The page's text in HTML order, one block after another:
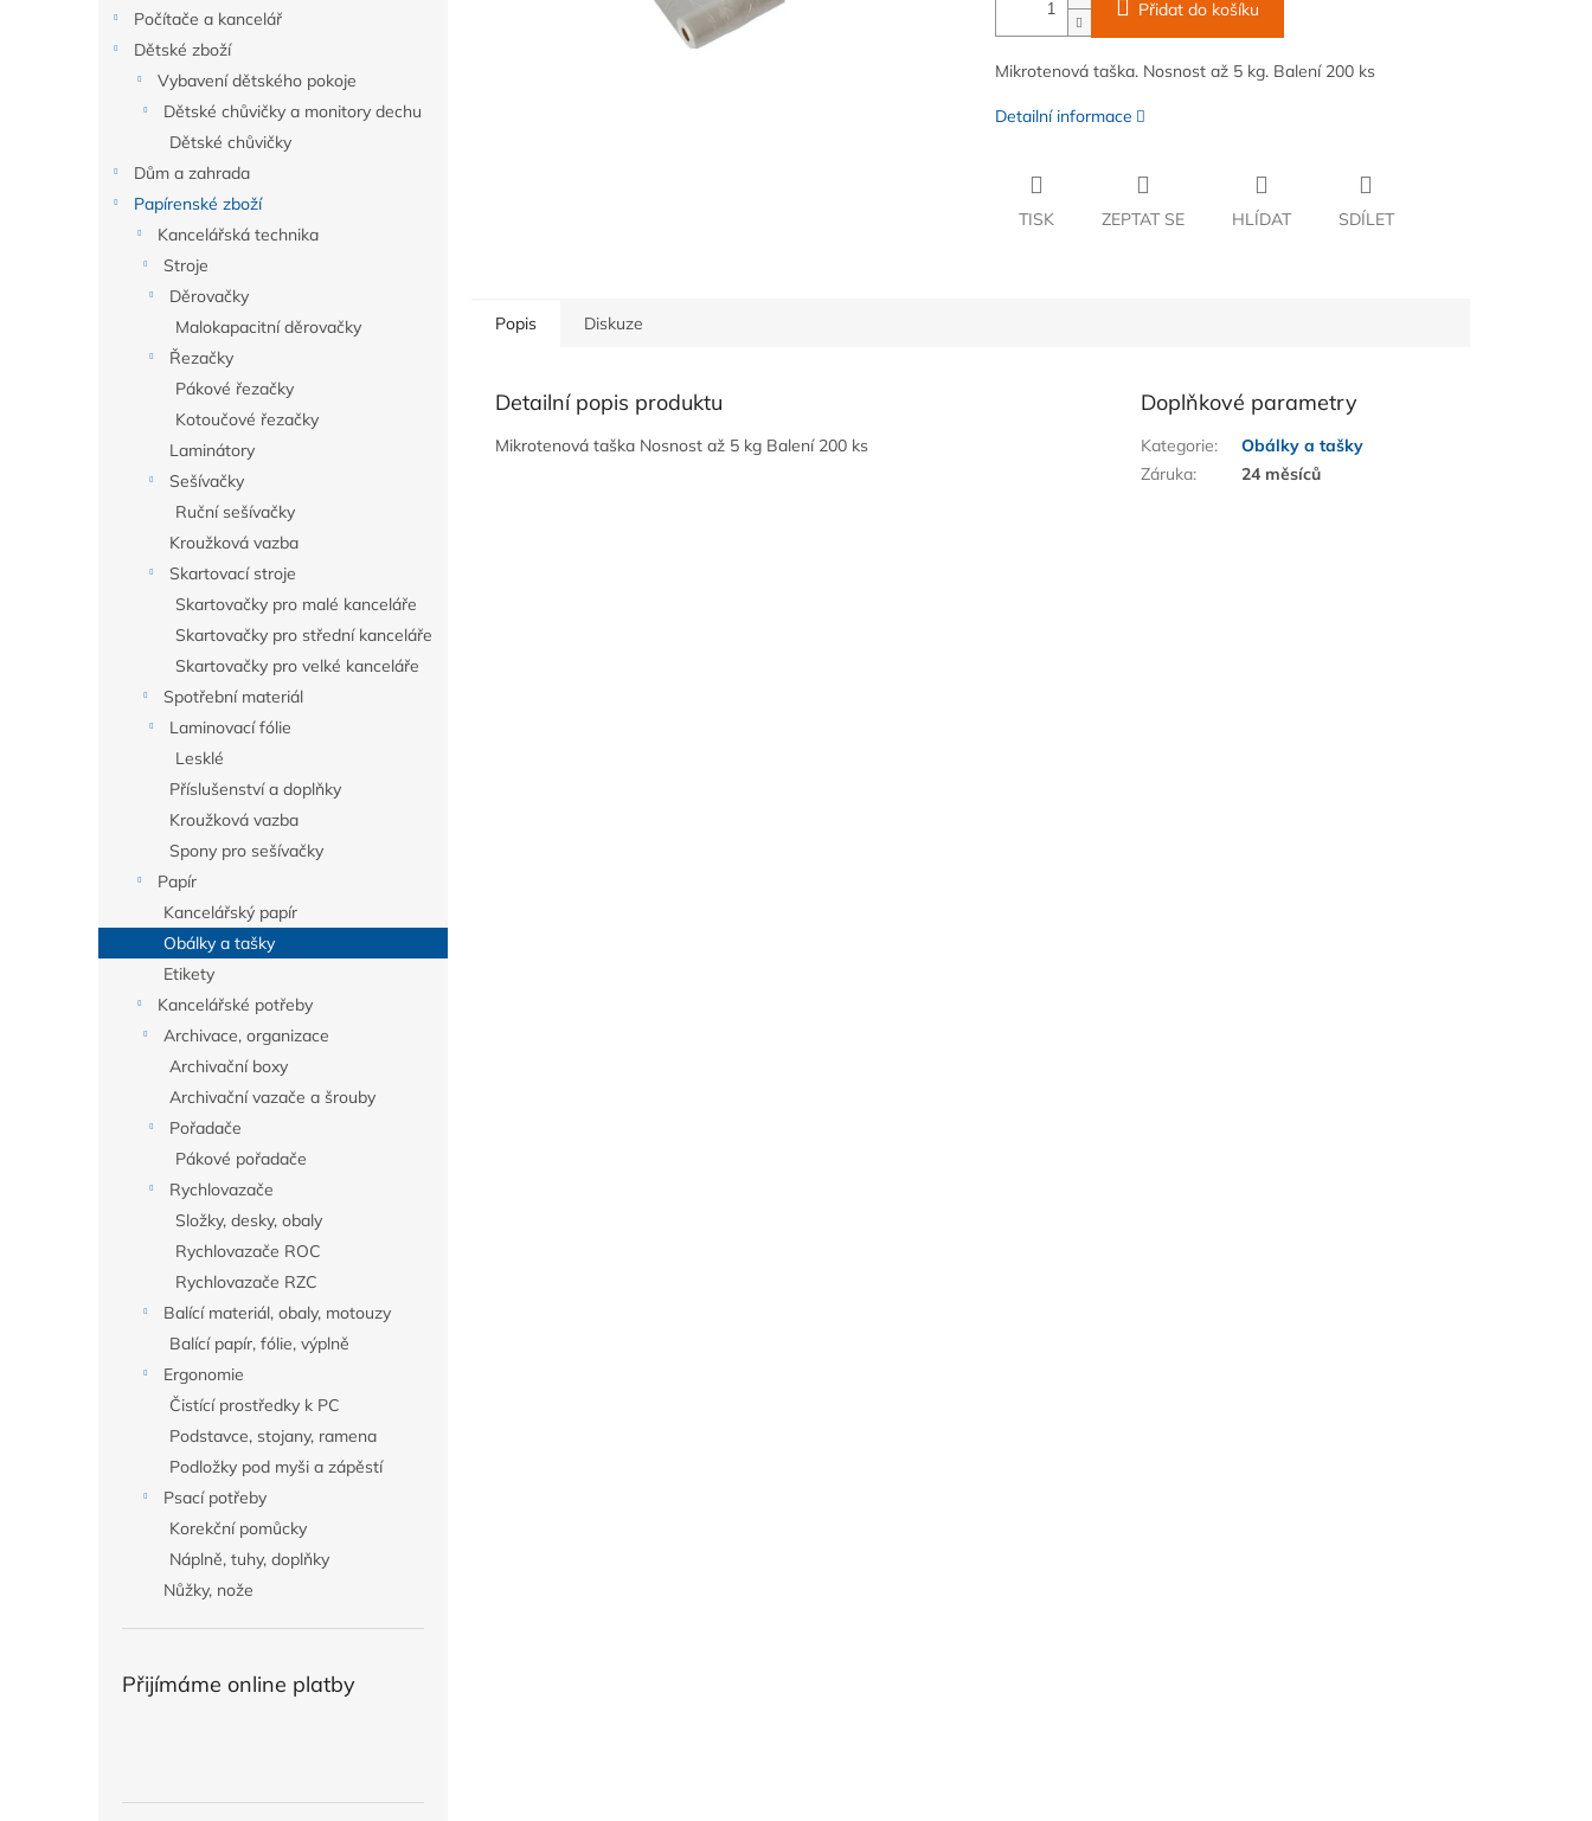
Počítače a kancelář
Dětské zboží
Vybavení dětského pokoje
Dětské chůvičky a monitory dechu
Dětské chůvičky
Dům a zahrada
Papírenské zboží
Kancelářská technika
Stroje
Děrovačky
Malokapacitní děrovačky
Řezačky
Pákové řezačky
Kotoučové řezačky
Laminátory
Sešívačky
Ruční sešívačky
Kroužková vazba
Skartovací stroje
Skartovačky pro malé kanceláře
Skartovačky pro střední kanceláře
Skartovačky pro velké kanceláře
Spotřební materiál
Laminovací fólie
Lesklé
Příslušenství a doplňky
Kroužková vazba
Spony pro sešívačky
Papír
Kancelářský papír
Obálky a tašky
Etikety
Kancelářské potřeby
Archivace, organizace
Archivační boxy
Archivační vazače a šrouby
Pořadače
Pákové pořadače
Rychlovazače
Složky, desky, obaly
Rychlovazače ROC
Rychlovazače RZC
Balící materiál, obaly, motouzy
Balící papír, fólie, výplně
Ergonomie
Čistící prostředky k PC
Podstavce, stojany, ramena
Podložky pod myši a zápěstí
Psací potřeby
Korekční pomůcky
Náplně, tuhy, doplňky
Nůžky, nože
Přijímáme online platby
Přidat do košíku
Mikrotenová taška. Nosnost až 5 kg. Balení 200 ks
Detailní informace
TISK ZEPTAT SE HLÍDAT SDÍLET
Popis Diskuze
Detailní popis produktu
Mikrotenová taška Nosnost až 5 kg Balení 200 ks
Doplňkové parametry
Kategorie:
Obálky a tašky
Záruka: 24 měsíců